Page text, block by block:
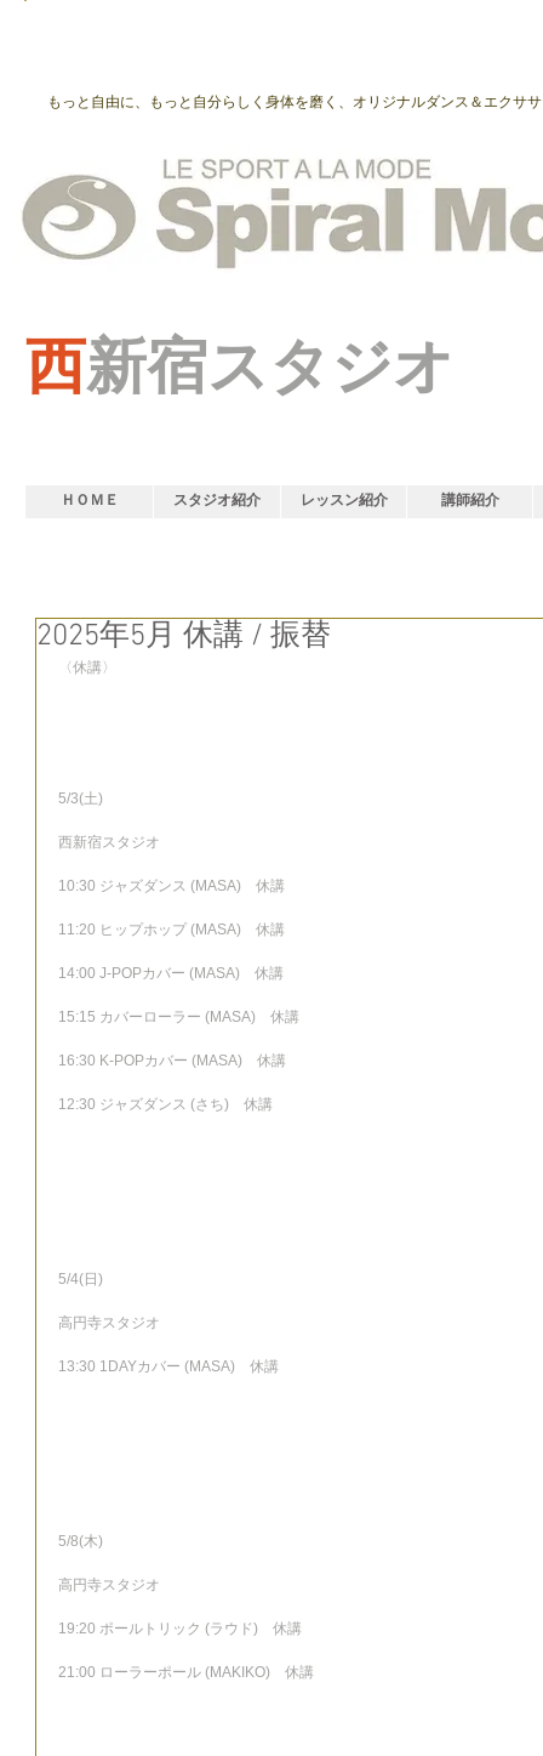
もっと自由に、もっと自分らしく身体を磨く、オリジナルダンス＆エクサ
西新宿スタジオ
ＨＯＭＥ スタジオ紹介 レッスン紹介 講師紹介
2025年5月 休講 / 振替
〈休講〉
5/3(土)
西新宿スタジオ
10:30 ジャズダンス (MASA)　休講
11:20 ヒップホップ (MASA)　休講
14:00 J-POPカバー (MASA)　休講
15:15 カバーローラー (MASA)　休講
16:30 K-POPカバー (MASA)　休講
12:30 ジャズダンス (さち)　休講
5/4(日)
高円寺スタジオ
13:30 1DAYカバー (MASA)　休講
5/8(木)
高円寺スタジオ
19:20 ポールトリック (ラウド)　休講
21:00 ローラーポール (MAKIKO)　休講